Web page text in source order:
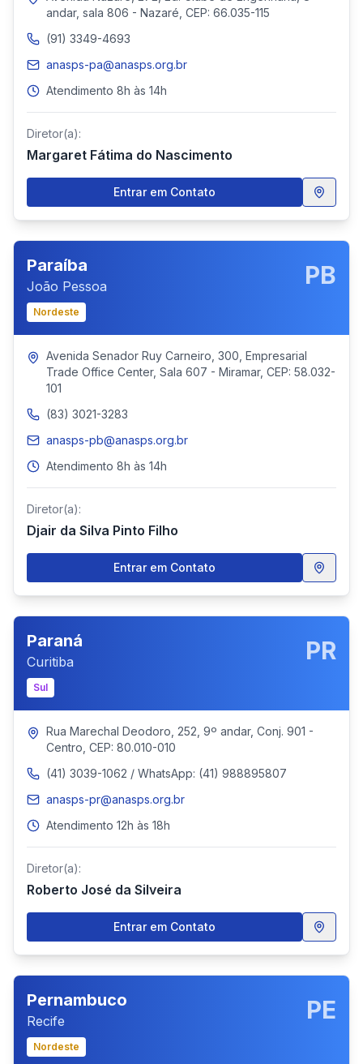
andar, sala 806 - Nazaré, CEP: 66.035-115
(91) 3349-4693
anasps-pa@anasps.org.br
Atendimento 8h às 14h
Diretor(a):
Margaret Fátima do Nascimento
Entrar em Contato
Paraíba
João Pessoa PB
Nordeste
Avenida Senador Ruy Carneiro, 300, Empresarial
Trade Office Center, Sala 607 - Miramar, CEP: 58.032-
101
(83) 3021-3283
anasps-pb@anasps.org.br
Atendimento 8h às 14h
Diretor(a):
Djair da Silva Pinto Filho
Entrar em Contato
Paraná
Curitiba PR
Sul
Rua Marechal Deodoro, 252, 9º andar, Conj. 901 -
Centro, CEP: 80.010-010
(41) 3039-1062 / WhatsApp: (41) 988895807
anasps-pr@anasps.org.br
Atendimento 12h às 18h
Diretor(a):
Roberto José da Silveira
Entrar em Contato
Pernambuco
Recife PE
Nordeste